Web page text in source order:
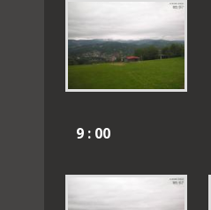
9 : 00